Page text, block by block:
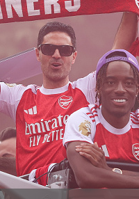
Чемпионата Мира
Лига
Лига
Таблицы групп
Лига
Лига
>>>
УЕФА
УЕФА